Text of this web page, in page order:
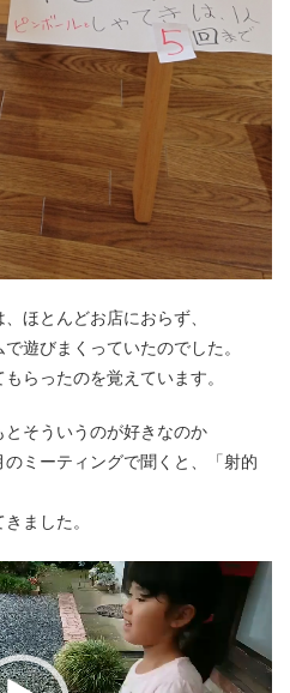
ほとんどお店におらず、
遊びまくっていたのでした。
らったのを覚えています。
そういうのが好きなのか
ミーティングで聞くと、「射的
ました。